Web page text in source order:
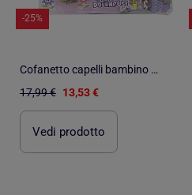
-25%
Cofanetto capelli bambino Gabby : trousse da toilette e accessori
17,99 € 13,53 €
Vedi prodotto